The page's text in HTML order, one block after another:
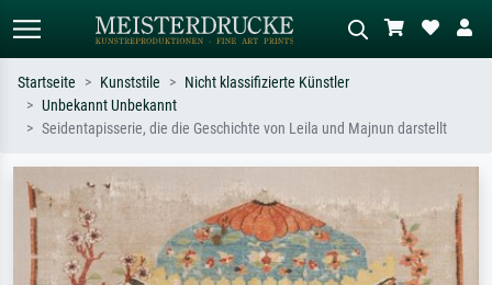
Standardsuche KI-Bildersuche
oder Stilen – z.B. Monet,
Sternennacht, Impressionismus, Welle
Hokusai, Akt.
Ölgemälde, Stehender Akt neben einem
Startseite Kunststile
Nicht klassifizierte Künstler
Unbekannt Unbekannt
Seidentapisserie, die die Geschichte von Leila und Majnun darstellt